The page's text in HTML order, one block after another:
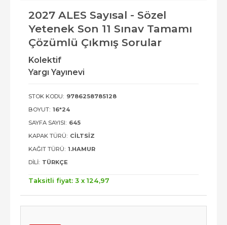
2027 ALES Sayısal - Sözel
Yetenek Son 11 Sınav Tamamı
Çözümlü Çıkmış Sorular
Kolektif
Yargı Yayınevi
STOK KODU: 9786258785128
BOYUT: 16*24
SAYFA SAYISI: 645
KAPAK TÜRÜ: CILTSIZ
KAĞIT TÜRÜ: 1.HAMUR
DILI: TÜRKÇE
Taksitli fiyat: 3 x 124,97